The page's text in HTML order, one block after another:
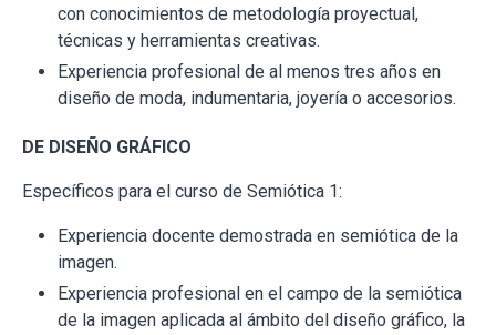
con conocimientos de metodología proyectual,
técnicas y herramientas creativas.
Experiencia profesional de al menos tres años en
diseño de moda, indumentaria, joyería o accesorios.
DE DISEÑO GRÁFICO
Específicos para el curso de Semiótica 1:
Experiencia docente demostrada en semiótica de la
imagen.
Experiencia profesional en el campo de la semiótica
de la imagen aplicada al ámbito del diseño gráfico, la